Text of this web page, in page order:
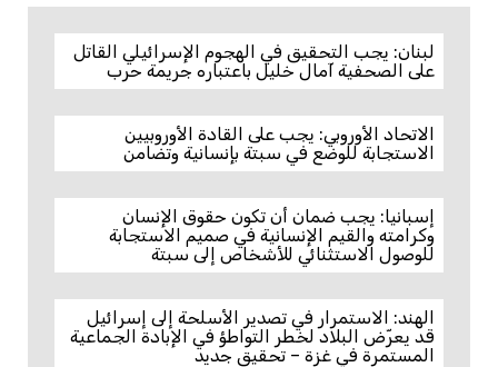
لبنان: يجب التحقيق في الهجوم الإسرائيلي القاتل
على الصحفية آمال خليل باعتباره جريمة حرب
الاتحاد الأوروبي: يجب على القادة الأوروبيين
الاستجابة للوضع في سبتة بإنسانية وتضامن
إسبانيا: يجب ضمان أن تكون حقوق الإنسان
وكرامته والقيم الإنسانية في صميم الاستجابة
للوصول الاستثنائي للأشخاص إلى سبتة
الهند: الاستمرار في تصدير الأسلحة إلى إسرائيل
قد يعرّض البلاد لخطر التواطؤ في الإبادة الجماعية
المستمرة في غزة – تحقيق جديد